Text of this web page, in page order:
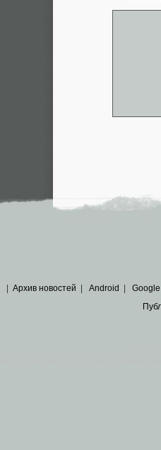
Архив новостей Android Google